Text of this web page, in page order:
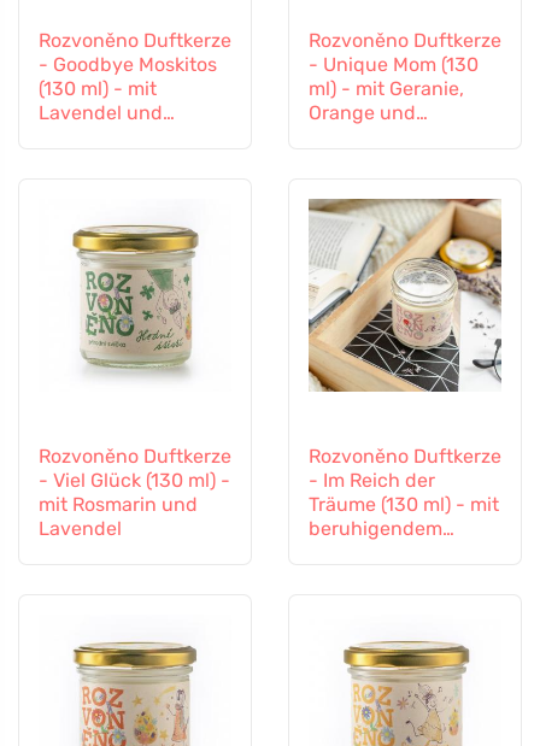
Rozvoněno Duftkerze
- Goodbye Moskitos
(130 ml) - mit
Lavendel und
Rozvoněno Duftkerze
- Unique Mom (130
ml) - mit Geranie,
Orange und
Rozvoněno Duftkerze
- Viel Glück (130 ml) -
mit Rosmarin und
Lavendel
Rozvoněno Duftkerze
- Im Reich der
Träume (130 ml) - mit
beruhigendem